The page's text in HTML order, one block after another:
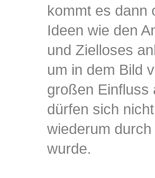
kommt es dann
Ideen wie den
und Zielloses
um in dem Bild
großen Einfluss
dürfen sich
wiederum
wurde.